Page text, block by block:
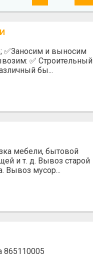
✅️Заносим и выносим
✅️ Строительный
бы...
мебели, бытовой
и т. д. Вывоз старой
Вывоз мусор...
865110005